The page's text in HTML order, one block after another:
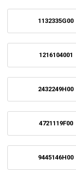
1132335G00
1216104001
2432249H00
4721119F00
9445146H00